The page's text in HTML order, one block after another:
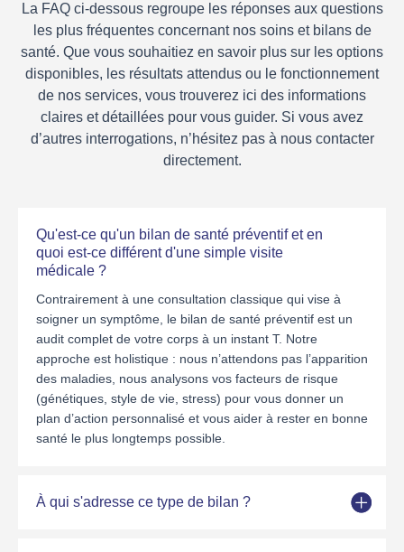
La FAQ ci-dessous regroupe les réponses aux questions
les plus fréquentes concernant nos soins et bilans de
santé. Que vous souhaitiez en savoir plus sur les options
disponibles, les résultats attendus ou le fonctionnement
de nos services, vous trouverez ici des informations
claires et détaillées pour vous guider. Si vous avez
d’autres interrogations, n’hésitez pas à nous contacter
directement.
Qu'est-ce qu'un bilan de santé préventif et en
quoi est-ce différent d'une simple visite
médicale ?
Contrairement à une consultation classique qui vise à
soigner un symptôme, le bilan de santé préventif est un
audit complet de votre corps à un instant T. Notre
approche est holistique : nous n’attendons pas l’apparition
des maladies, nous analysons vos facteurs de risque
(génétiques, style de vie, stress) pour vous donner un
plan d’action personnalisé et vous aider à rester en bonne
santé le plus longtemps possible.
À qui s'adresse ce type de bilan ?